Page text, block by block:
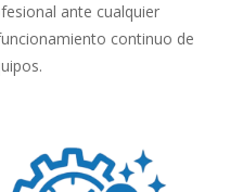
ante cualquier
continuo de